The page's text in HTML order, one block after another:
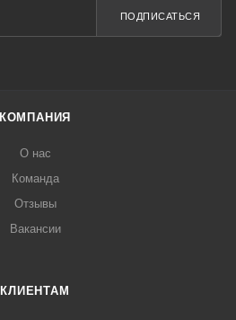
ПОДПИСАТЬСЯ
КОМПАНИЯ
О нас
Команда
Отзывы
Вакансии
КЛИЕНТАМ